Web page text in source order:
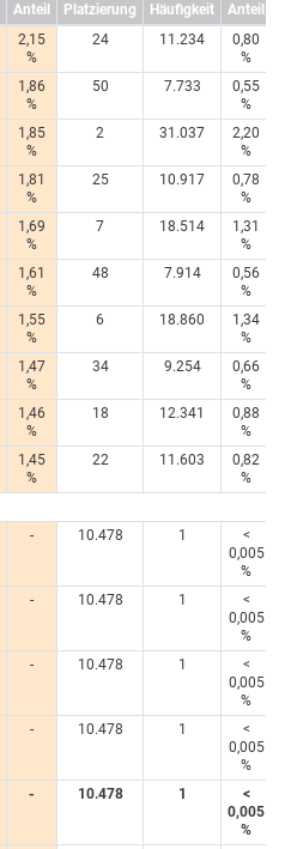
Anteil Platzierung Häufigkeit
Anteil
2,15
%
24 11.234
0,80
%
1,86
%
50 7.733
0,55
%
1,85
%
2 31.037
2,20
%
1,81
%
25 10.917
0,78
%
1,69
%
7 18.514
1,31
%
1,61
%
48 7.914
0,56
%
1,55
%
6 18.860
1,34
%
1,47
%
34 9.254
0,66
%
1,46
%
18 12.341
0,88
%
1,45
%
22 11.603
0,82
%
- 10.478 1
<
0,005
%
- 10.478 1
<
0,005
%
- 10.478 1
<
0,005
%
- 10.478 1
<
0,005
%
- 10.478 1
<
0,005
%